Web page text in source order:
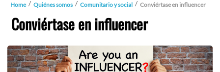
Home Quiénes somos Comunitario y social Conviértase en influencer
Conviértase en influencer